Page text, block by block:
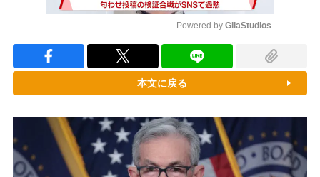
Powered by GliaStudios
本文に戻る